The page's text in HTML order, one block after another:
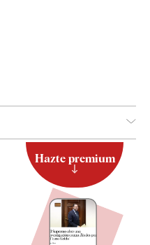
Hazte premium